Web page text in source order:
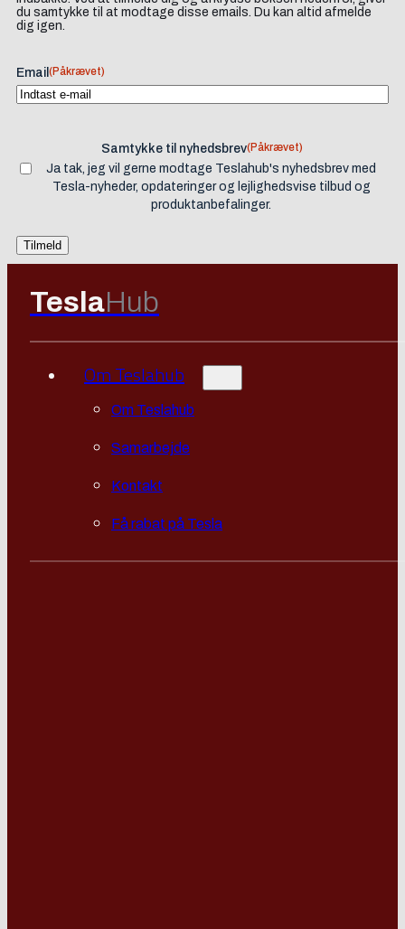
du samtykke til at modtage disse emails. Du kan altid afmelde
dig igen.
Email (Påkrævet)
Samtykke til nyhedsbrev(Påkrævet)
Ja tak, jeg vil gerne modtage Teslahub's nyhedsbrev med
Tesla-nyheder, opdateringer og lejlighedsvise tilbud og
produktanbefalinger.
TeslaHub
Om Teslahub
Om Teslahub
Samarbejde
Kontakt
Få rabat på Tesla